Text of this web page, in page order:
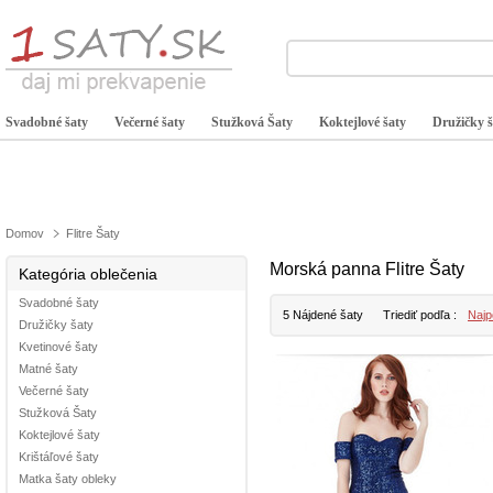
Svadobné šaty Večerné šaty Stužková Šaty Koktejlové šaty Družičky
Domov Flitre Šaty
Kategória oblečenia
Svadobné šaty
Družičky šaty
Kvetinové šaty
Matné šaty
Večerné šaty
Stužková Šaty
Koktejlové šaty
Krištáľové šaty
Matka šaty obleky
Morská panna Flitre Šaty
5 Nájdené šaty Triediť podľa :